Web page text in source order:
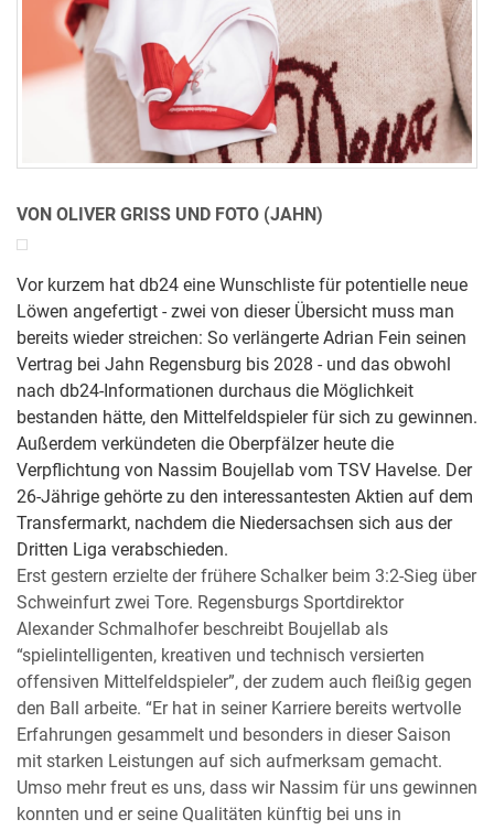
VON OLIVER GRISS UND FOTO (JAHN)
Vor kurzem hat db24 eine Wunschliste für potentielle neue
Löwen angefertigt - zwei von dieser Übersicht muss man
bereits wieder streichen: So verlängerte Adrian Fein seinen
Vertrag bei Jahn Regensburg bis 2028 - und das obwohl
nach db24-Informationen durchaus die Möglichkeit
bestanden hätte, den Mittelfeldspieler für sich zu gewinnen.
Außerdem verkündeten die Oberpfälzer heute die
Verpflichtung von Nassim Boujellab vom TSV Havelse. Der
26-Jährige gehörte zu den interessantesten Aktien auf dem
Transfermarkt, nachdem die Niedersachsen sich aus der
Dritten Liga verabschieden.
Erst gestern erzielte der frühere Schalker beim 3:2-Sieg über
Schweinfurt zwei Tore. Regensburgs Sportdirektor
Alexander Schmalhofer beschreibt Boujellab als
“spielintelligenten, kreativen und technisch versierten
offensiven Mittelfeldspieler”, der zudem auch fleißig gegen
den Ball arbeite. “Er hat in seiner Karriere bereits wertvolle
Erfahrungen gesammelt und besonders in dieser Saison
mit starken Leistungen auf sich aufmerksam gemacht.
Umso mehr freut es uns, dass wir Nassim für uns gewinnen
konnten und er seine Qualitäten künftig bei uns in